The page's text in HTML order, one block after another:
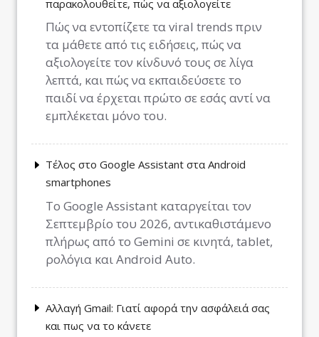
παρακολουθείτε, πώς να αξιολογείτε
Πώς να εντοπίζετε τα viral trends πριν
τα μάθετε από τις ειδήσεις, πώς να
αξιολογείτε τον κίνδυνό τους σε λίγα
λεπτά, και πώς να εκπαιδεύσετε το
παιδί να έρχεται πρώτο σε εσάς αντί να
εμπλέκεται μόνο του.
Τέλος στο Google Assistant στα Android
smartphones
Το Google Assistant καταργείται τον
Σεπτεμβρίο του 2026, αντικαθιστάμενο
πλήρως από το Gemini σε κινητά, tablet,
ρολόγια και Android Auto.
Αλλαγή Gmail: Γιατί αφορά την ασφάλειά σας
και πως να το κάνετε